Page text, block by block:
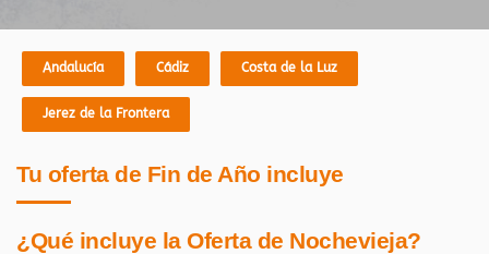
Andalucía Cádiz Costa de la Luz
Jerez de la Frontera
Tu oferta de Fin de Año incluye
¿Qué incluye la Oferta de Nochevieja?